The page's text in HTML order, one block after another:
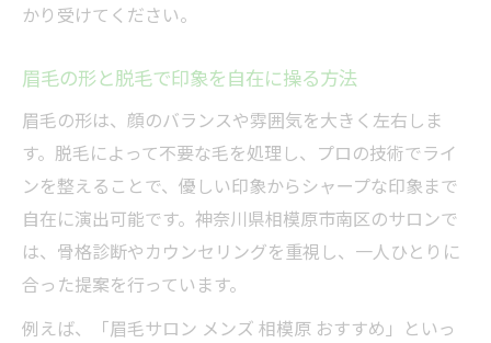
かり受けてください。
眉毛の形と脱毛で印象を自在に操る方法
眉毛の形は、顔のバランスや雰囲気を大きく左右しま
す。脱毛によって不要な毛を処理し、プロの技術でライ
ンを整えることで、優しい印象からシャープな印象まで
自在に演出可能です。神奈川県相模原市南区のサロンで
は、骨格診断やカウンセリングを重視し、一人ひとりに
合った提案を行っています。
例えば、「眉毛サロン メンズ 相模原 おすすめ」といっ